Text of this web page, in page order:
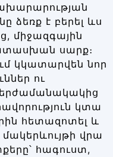
ձեռք է բերել ևս
միջազգային
սարք։
կկատարվեն նոր
ու
կտա
հետազոտել և
վրա
հագուստ,